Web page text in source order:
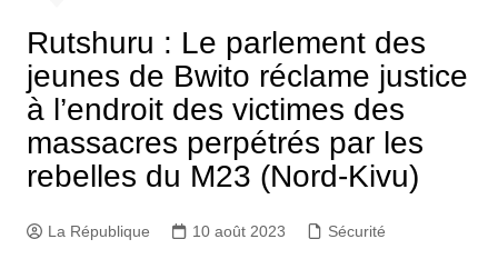
Rutshuru : Le parlement des
jeunes de Bwito réclame justice
à l’endroit des victimes des
massacres perpétrés par les
rebelles du M23 (Nord-Kivu)
La République 10 août 2023 Sécurité